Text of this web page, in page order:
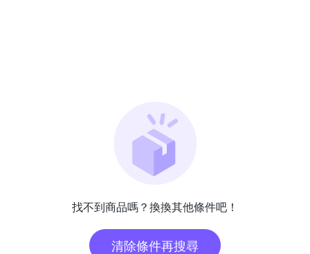
找不到商品嗎？換換其他條件吧！
清除條件再搜尋